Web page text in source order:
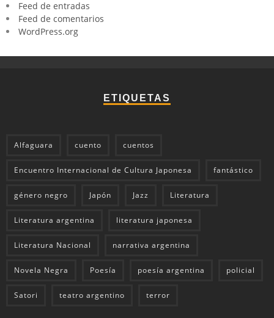
Feed de entradas
Feed de comentarios
WordPress.org
ETIQUETAS
Alfaguara cuento cuentos
Encuentro Internacional de Cultura Japonesa fantástico
género negro Japón Jazz Literatura
Literatura argentina literatura japonesa
Literatura Nacional narrativa argentina
Novela Negra Poesía poesía argentina policial
Satori teatro argentino terror